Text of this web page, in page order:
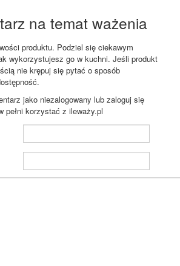
na temat ważenia
produktu. Podziel się ciekawym
wykorzystujesz go w kuchni. Jeśli produkt
nie krępuj się pytać o sposób
jako niezalogowany lub zaloguj się
pełni korzystać z ileważy.pl